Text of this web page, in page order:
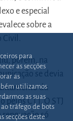
e especial
sobre a
porém, na
se devia
da
CTT. O STJ
só
para
as secções
as
utilizamos
as suas
tráfego de bots
secções deste